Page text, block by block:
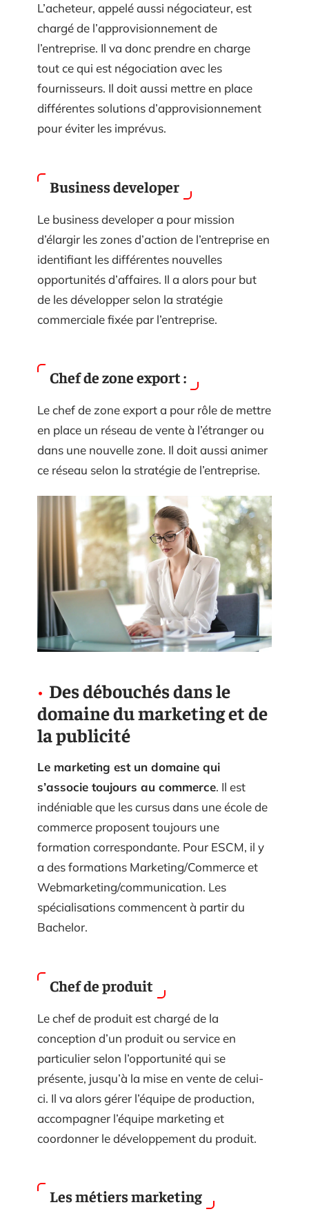
L’acheteur, appelé aussi négociateur, est
chargé de l’approvisionnement de
l’entreprise. Il va donc prendre en charge
tout ce qui est négociation avec les
fournisseurs. Il doit aussi mettre en place
différentes solutions d’approvisionnement
pour éviter les imprévus.
Business developer
Le business developer a pour mission
d’élargir les zones d’action de l’entreprise en
identifiant les différentes nouvelles
opportunités d’affaires. Il a alors pour but
de les développer selon la stratégie
commerciale fixée par l’entreprise.
Chef de zone export :
Le chef de zone export a pour rôle de mettre
en place un réseau de vente à l’étranger ou
dans une nouvelle zone. Il doit aussi animer
ce réseau selon la stratégie de l’entreprise.
Des débouchés dans le
domaine du marketing et de
la publicité
Le marketing est un domaine qui
s’associe toujours au commerce. Il est
indéniable que les cursus dans une école de
commerce proposent toujours une
formation correspondante. Pour ESCM, il y
a des formations Marketing/Commerce et
Webmarketing/communication. Les
spécialisations commencent à partir du
Bachelor.
Chef de produit
Le chef de produit est chargé de la
conception d’un produit ou service en
particulier selon l’opportunité qui se
présente, jusqu’à la mise en vente de celui-
ci. Il va alors gérer l’équipe de production,
accompagner l’équipe marketing et
coordonner le développement du produit.
Les métiers marketing